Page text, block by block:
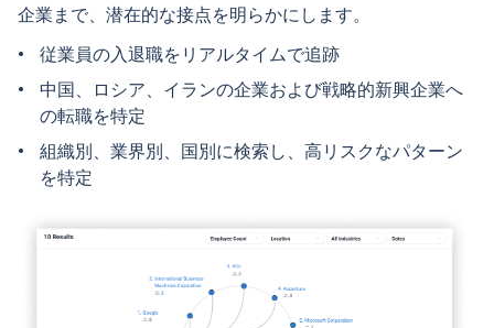
企業まで、潜在的な接点を明らかにします。
従業員の入退職をリアルタイムで追跡
中国、ロシア、イランの企業および戦略的新興企業へ
の転職を特定
組織別、業界別、国別に検索し、高リスクなパターン
を特定